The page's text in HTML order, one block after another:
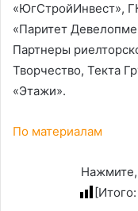
«ЮгСтройИнвест»,
«Паритет
Партнеры
Творчество, Текта
«Этажи».
По материалам
Нажмите,
[Итого: